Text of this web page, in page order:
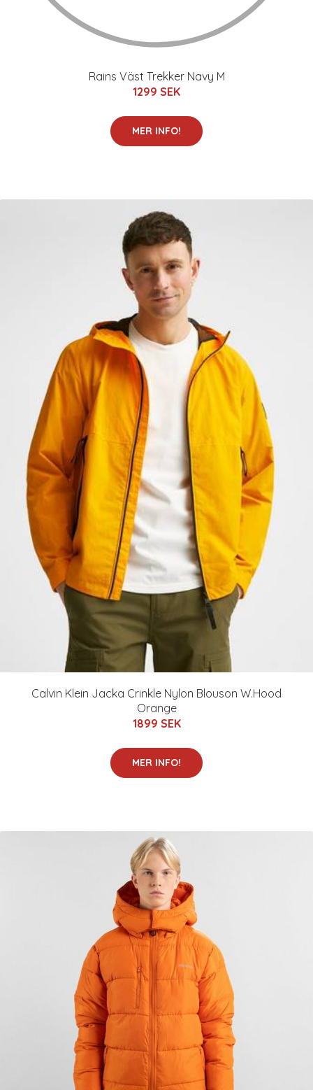
Rains Väst Trekker Navy M
1299 SEK
MER INFO!
Calvin Klein Jacka Crinkle Nylon Blouson W.Hood
Orange
1899 SEK
MER INFO!